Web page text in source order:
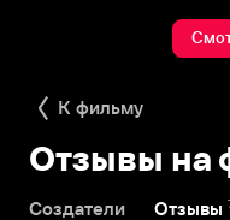
К фильму
Отзывы на
Создатели Отзывы